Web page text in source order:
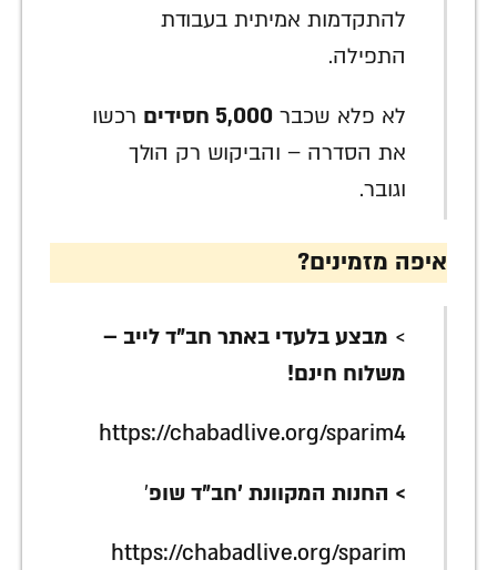
להתקדמות אמיתית בעבודת
התפילה.
לא פלא שכבר 5,000 חסידים
רכשו
את הסדרה – והביקוש רק הולך
וגובר.
איפה מזמינים?
> מבצע בלעדי באתר חב"ד לייב –
משלוח חינם!
https://chabadlive.org/sparim4
> החנות המקוונת 'חב"ד שופ'
https://chabadlive.org/sparim